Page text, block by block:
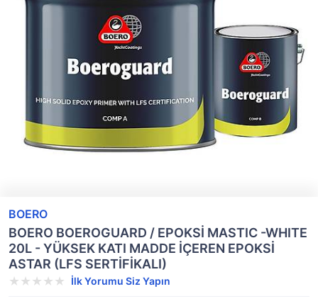
BOERO
BOERO BOEROGUARD / EPOKSİ MASTIC -WHITE
20L - YÜKSEK KATI MADDE İÇEREN EPOKSİ
ASTAR (LFS SERTİFİKALI)
İlk Yorumu Siz Yapın